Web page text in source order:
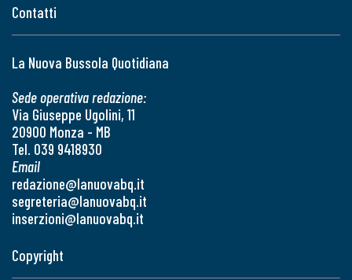
Contatti
La Nuova Bussola Quotidiana
Sede operativa redazione:
Via Giuseppe Ugolini, 11
20900 Monza - MB
Tel. 039 9418930
Email
redazione@lanuovabq.it
segreteria@lanuovabq.it
inserzioni@lanuovabq.it
Copyright